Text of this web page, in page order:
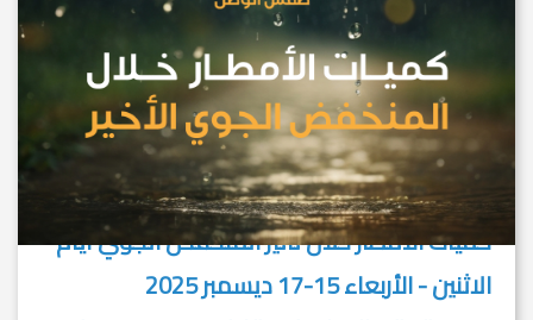
كميات الأمطار خلال تأثير المنخفض الجوي أيام
الاثنين - الأربعاء 15-17 ديسمبر 2025